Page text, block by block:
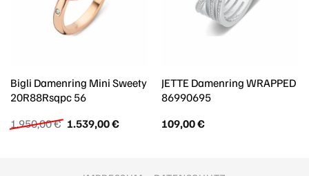
Bigli Damenring Mini Sweety
20R88Rsqpc 56
1.950,00€ Ursprünglicher
1.539,00€Aktueller
JETTE Damenring WRAPPED
86990695
109,00€